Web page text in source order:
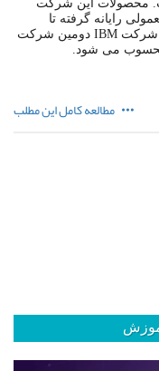
محصولات این شرکت
رایانه گرفته تا
نانوفناوری را پوشش می‌دهد. در سال ۲۰۱۱ شرکت IBM دومین شرکت
محسوب می شود.
مطالعه کامل این مطلب